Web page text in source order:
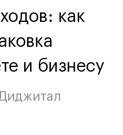
дизайн
как
и бизнесу